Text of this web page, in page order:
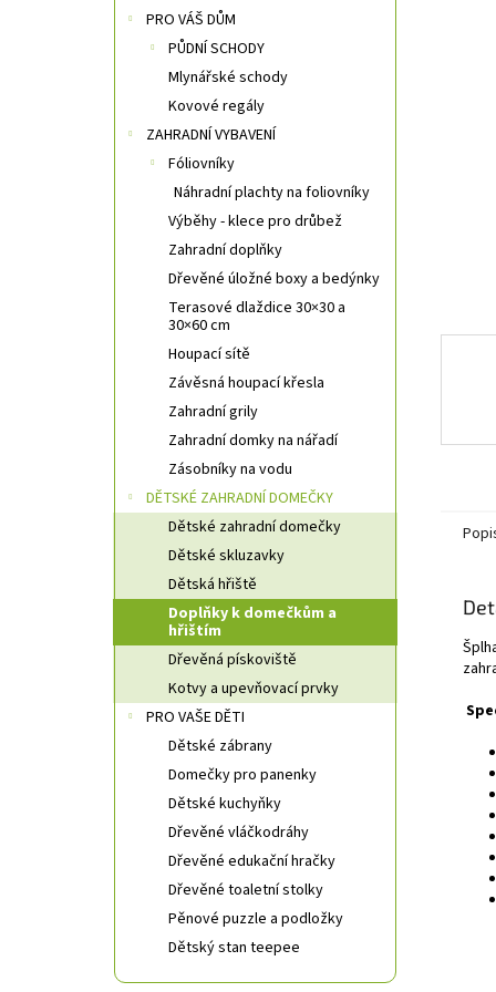
PRO VÁŠ DŮM
PŮDNÍ SCHODY
Mlynářské schody
Kovové regály
ZAHRADNÍ VYBAVENÍ
Fóliovníky
Náhradní plachty na foliovníky
Výběhy - klece pro drůbež
Zahradní doplňky
Dřevěné úložné boxy a bedýnky
Terasové dlaždice 30×30 a
30×60 cm
Houpací sítě
Závěsná houpací křesla
Zahradní grily
Zahradní domky na nářadí
Zásobníky na vodu
DĚTSKÉ ZAHRADNÍ DOMEČKY
Dětské zahradní domečky
Dětské skluzavky
Dětská hřiště
Doplňky k domečkům a
hřištím
Dřevěná pískoviště
Kotvy a upevňovací prvky
PRO VAŠE DĚTI
Dětské zábrany
Domečky pro panenky
Dětské kuchyňky
Dřevěné vláčkodráhy
Dřevěné edukační hračky
Dřevěné toaletní stolky
Pěnové puzzle a podložky
Dětský stan teepee